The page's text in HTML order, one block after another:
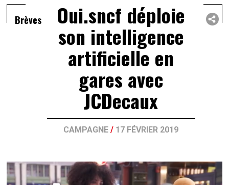
Brèves Oui.sncf déploie
son intelligence
artificielle en
gares avec
JCDecaux
CAMPAGNE / 17 FÉVRIER 2019